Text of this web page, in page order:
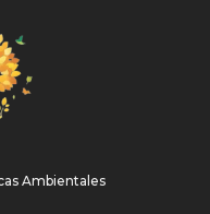
Ambientales